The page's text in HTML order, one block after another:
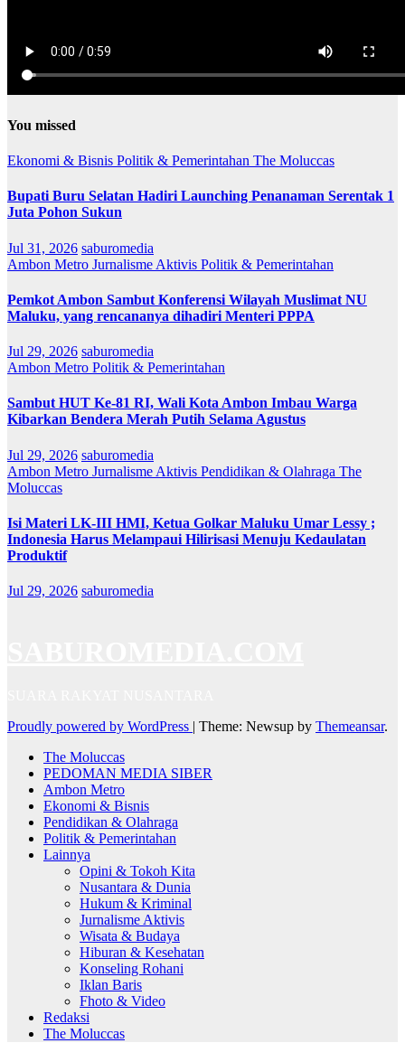
You missed
Ekonomi & Bisnis Politik & Pemerintahan The Moluccas
Bupati Buru Selatan Hadiri Launching Penanaman Serentak 1
Juta Pohon Sukun
Jul 31, 2026 saburomedia
Ambon Metro Jurnalisme Aktivis Politik & Pemerintahan
Pemkot Ambon Sambut Konferensi Wilayah Muslimat NU
Maluku, yang rencananya dihadiri Menteri PPPA
Jul 29, 2026 saburomedia
Ambon Metro Politik & Pemerintahan
Sambut HUT Ke-81 RI, Wali Kota Ambon Imbau Warga
Kibarkan Bendera Merah Putih Selama Agustus
Jul 29, 2026 saburomedia
Ambon Metro Jurnalisme Aktivis Pendidikan & Olahraga The
Moluccas
Isi Materi LK-III HMI, Ketua Golkar Maluku Umar Lessy ;
Indonesia Harus Melampaui Hilirisasi Menuju Kedaulatan
Produktif
Jul 29, 2026 saburomedia
Proudly powered by WordPress | Theme: Newsup by Themeansar.
The Moluccas
PEDOMAN MEDIA SIBER
Ambon Metro
Ekonomi & Bisnis
Pendidikan & Olahraga
Politik & Pemerintahan
Lainnya
Opini & Tokoh Kita
Nusantara & Dunia
Hukum & Kriminal
Jurnalisme Aktivis
Wisata & Budaya
Hiburan & Kesehatan
Konseling Rohani
Iklan Baris
Fhoto & Video
Redaksi
The Moluccas